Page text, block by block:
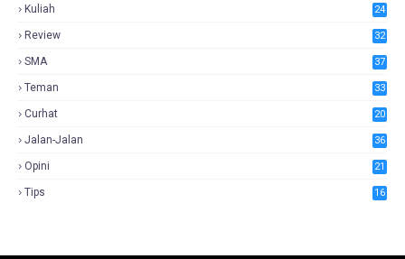
Kuliah 24
Review 32
SMA 37
Teman 33
Curhat 20
Jalan-Jalan 36
Opini 21
Tips 16